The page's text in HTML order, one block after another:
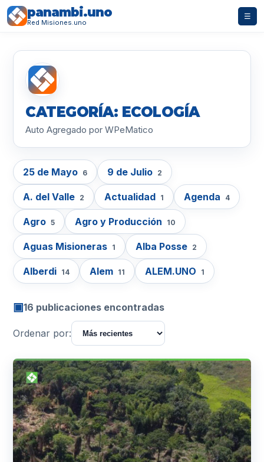
panambi.uno
Red Misiones.uno
☰
CATEGORÍA: ECOLOGÍA
Auto Agregado por WPeMatico
25 de Mayo 6 9 de Julio 2
A. del Valle 2 Actualidad 1 Agenda 4
Agro 5 Agro y Producción 10
Aguas Misioneras 1 Alba Posse 2
Alberdi 14 Alem 11 ALEM.UNO 1
▣16 publicaciones encontradas
Ordenar por: